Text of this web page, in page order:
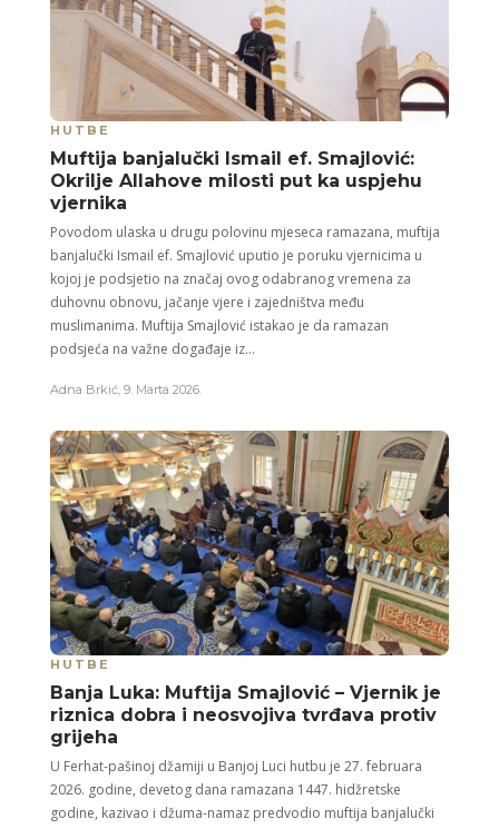
HUTBE
Muftija banjalučki Ismail ef. Smajlović:
Okrilje Allahove milosti put ka uspjehu
vjernika
Povodom ulaska u drugu polovinu mjeseca ramazana, muftija
banjalučki Ismail ef. Smajlović uputio je poruku vjernicima u
kojoj je podsjetio na značaj ovog odabranog vremena za
duhovnu obnovu, jačanje vjere i zajedništva među
muslimanima. Muftija Smajlović istakao je da ramazan
podsjeća na važne događaje iz...
Adna Brkić, 9. Marta 2026.
HUTBE
Banja Luka: Muftija Smajlović – Vjernik je
riznica dobra i neosvojiva tvrđava protiv
grijeha
U Ferhat-pašinoj džamiji u Banjoj Luci hutbu je 27. februara
2026. godine, devetog dana ramazana 1447. hidžretske
godine, kazivao i džuma-namaz predvodio muftija banjalučki